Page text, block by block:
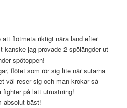
flötmeta riktigt nära land efter
kanske jag provade 2 spölängder ut
spötoppen!
flötet som rör sig lite när sutarna
väl reser sig och man krokar så
på lätt utrustning!
absolut bäst!